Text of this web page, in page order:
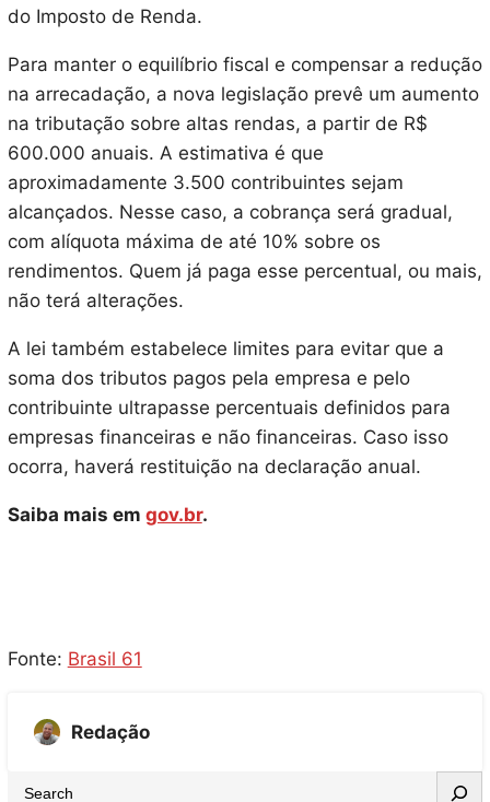
do Imposto de Renda.
Para manter o equilíbrio fiscal e compensar a redução
na arrecadação, a nova legislação prevê um aumento
na tributação sobre altas rendas, a partir de R$
600.000 anuais. A estimativa é que
aproximadamente 3.500 contribuintes sejam
alcançados. Nesse caso, a cobrança será gradual,
com alíquota máxima de até 10% sobre os
rendimentos. Quem já paga esse percentual, ou mais,
não terá alterações.
A lei também estabelece limites para evitar que a
soma dos tributos pagos pela empresa e pelo
contribuinte ultrapasse percentuais definidos para
empresas financeiras e não financeiras. Caso isso
ocorra, haverá restituição na declaração anual.
Saiba mais em gov.br.
Fonte: Brasil 61
Redação